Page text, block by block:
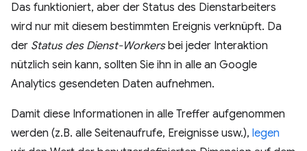
Das funktioniert, aber der Status des Dienstarbeiters
wird nur mit diesem bestimmten Ereignis verknüpft. Da
der Status des Dienst-Workersbei jeder Interaktion
nützlich sein kann, sollten Sie ihn in alle an Google
Analytics gesendeten Daten aufnehmen.
Damit diese Informationen in alle Treffer aufgenommen
werden (z.B. alle Seitenaufrufe, Ereignisse usw.), legen